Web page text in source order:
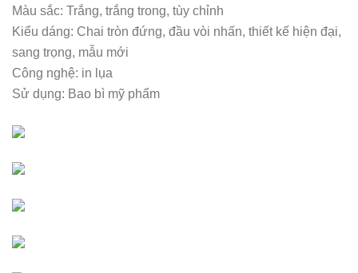
Màu sắc: Trắng, trắng trong, tùy chỉnh
Kiểu dáng: Chai tròn đứng, đầu vòi nhấn, thiết kế hiện đại,
sang trọng, mẫu mới
Công nghệ: in lụa
Sử dụng: Bao bì mỹ phẩm